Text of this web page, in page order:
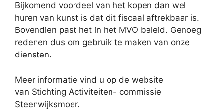
Bijkomend voordeel van het kopen dan wel
huren van kunst is dat dit fiscaal aftrekbaar is.
Bovendien past het in het MVO beleid. Genoeg
redenen dus om gebruik te maken van onze
diensten.
Meer informatie vind u op de website
van Stichting Activiteiten- commissie
Steenwijksmoer.